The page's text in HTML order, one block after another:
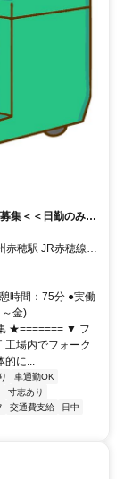
集＜＜日勤のみ◎
赤穂駅 JR赤穂線/
時間：75分 ●実働
金)
★======= ▼.フ
工場内でフォーク
的に...
車通勤OK
寸志あり
交通費支給
日中